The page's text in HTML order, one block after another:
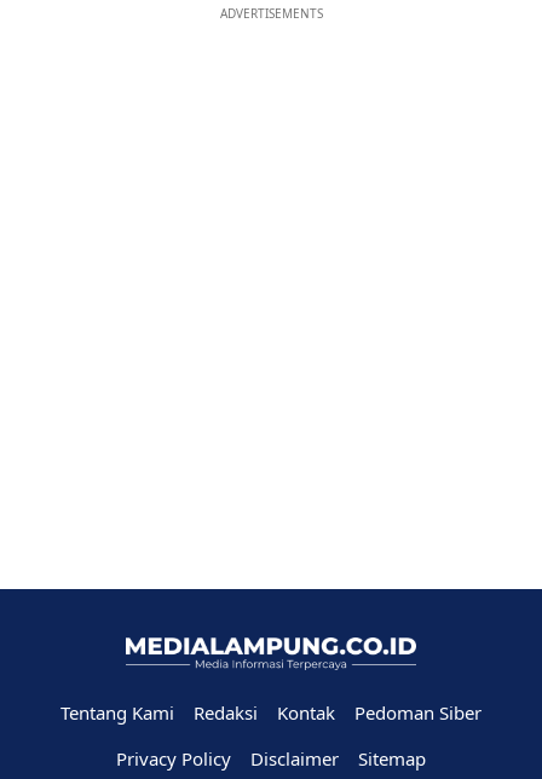
ADVERTISEMENTS
Tentang Kami Redaksi Kontak
Pedoman Siber
Privacy Policy
Disclaimer Sitemap